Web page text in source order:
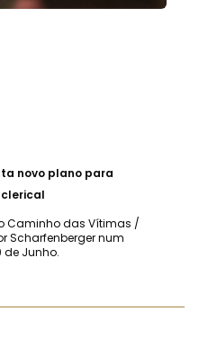
novo plano para
Caminho das Vítimas /
Scharfenberger num
Junho.